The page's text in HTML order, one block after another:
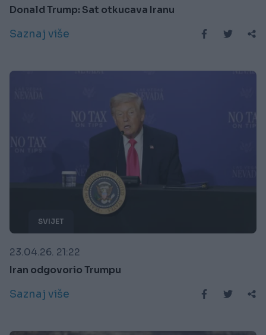
Donald Trump: Sat otkucava Iranu
Saznaj više
SVIJET
23.04.26. 21:22
Iran odgovorio Trumpu
Saznaj više